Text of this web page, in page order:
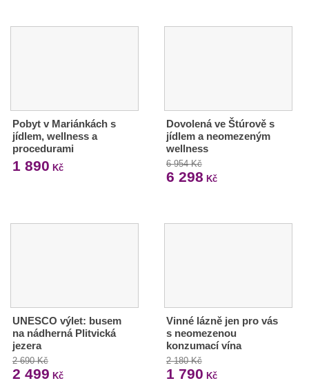
Pobyt v Mariánkách s
jídlem, wellness a
procedurami
1 890 Kč
Dovolená ve Štúrově s
jídlem a neomezeným
wellness
6 954 Kč
6 298 Kč
UNESCO výlet: busem
na nádherná Plitvická
jezera
2 690 Kč
2 499 Kč
Vinné lázně jen pro vás
s neomezenou
konzumací vína
2 180 Kč
1 790 Kč